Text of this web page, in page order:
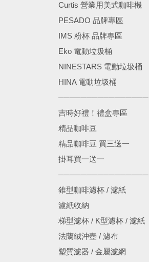
Curtis 營業用美式咖啡機
PESADO 品牌專區
IMS 粉杯 品牌專區
Eko 電動垃圾桶
NINESTARS 電動垃圾桶
HINA 電動垃圾桶
────────────────
吉時好禮！禮盒專區
精品咖啡豆
精品咖啡豆 買三送一
掛耳買一送一
────────────────
錐型咖啡濾杯 / 濾紙
濾紙收納
梯型濾杯 / K型濾杯 / 濾紙
法蘭絨沖壺 / 濾布
塑質濾器 / 金屬濾網